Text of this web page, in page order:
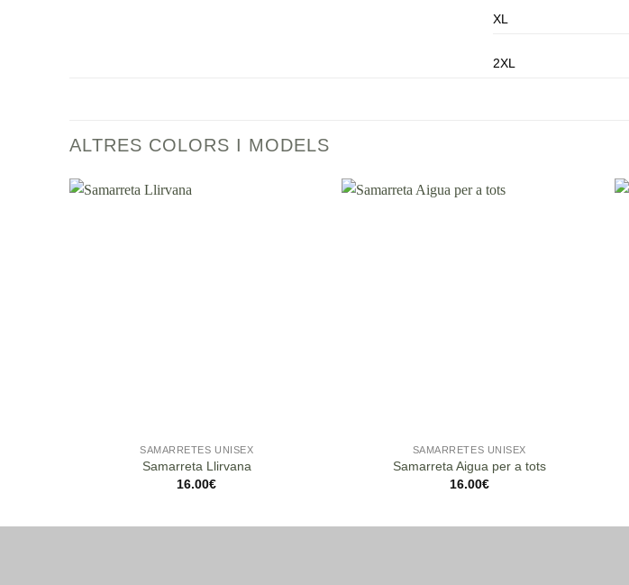
XL
2XL
ALTRES COLORS I MODELS
SAMARRETES UNISEX
Samarreta Llirvana
16.00€
SAMARRETES UNISEX
Samarreta Aigua per a tots
16.00€